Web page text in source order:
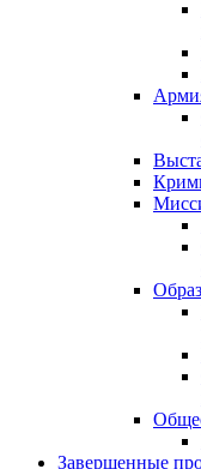
Завершенные